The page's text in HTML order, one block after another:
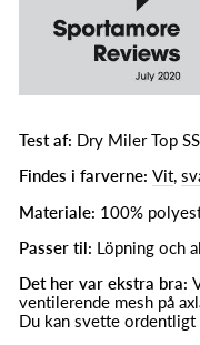
Test af: Dry Miler Top SS
Findes i farverne: Vit,
Materiale: 100%
Passer til: Löpning och
Det her var ekstra bra:
ventilerende mesh på
Du kan svette